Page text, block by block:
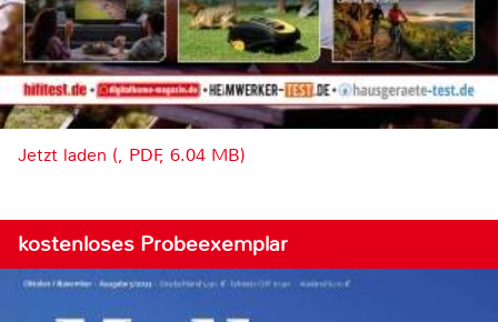
Jetzt laden (, PDF, 6.04 MB)
kostenloses Probeexemplar